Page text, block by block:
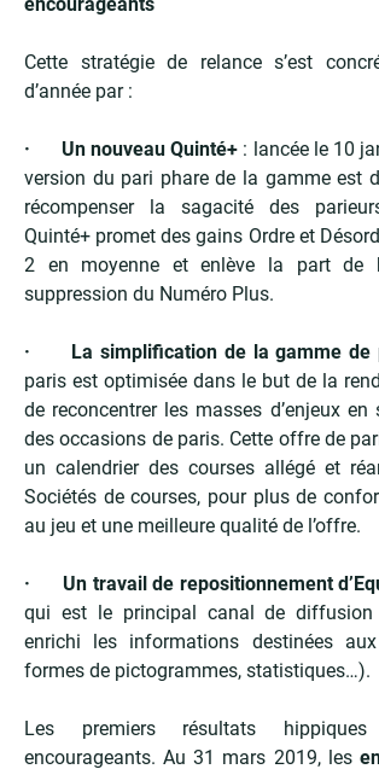
Cette stratégie de relance s’est
d’année par :
· Un nouveau Quinté+ : lancée le 10
version du pari phare de la gamme est
récompenser la sagacité des
Quinté+ promet des gains Ordre et
2 en moyenne et enlève la part de
suppression du Numéro Plus.
· La simplification de la gamme de
paris est optimisée dans le but de la
de reconcentrer les masses d’enjeux en
des occasions de paris. Cette offre de
un calendrier des courses allégé et
Sociétés de courses, pour plus de
au jeu et une meilleure qualité de l’offre.
· Un travail de repositionnement
qui est le principal canal de diffusion
enrichi les informations destinées
formes de pictogrammes, statistiques…).
Les premiers résultats
encourageants. Au 31 mars 2019, les